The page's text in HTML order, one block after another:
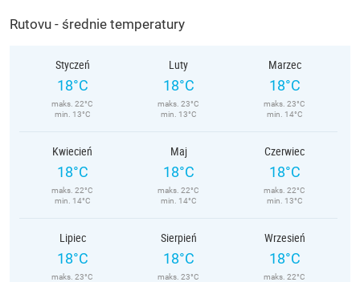
Rutovu - średnie temperatury
Styczeń
18°C
maks. 22°C
min. 13°C
Luty
18°C
maks. 23°C
min. 13°C
Marzec
18°C
maks. 23°C
min. 14°C
Kwiecień
18°C
maks. 22°C
min. 14°C
Maj
18°C
maks. 22°C
min. 14°C
Czerwiec
18°C
maks. 22°C
min. 13°C
Lipiec
18°C
maks. 23°C
Sierpień
18°C
maks. 23°C
Wrzesień
18°C
maks. 22°C